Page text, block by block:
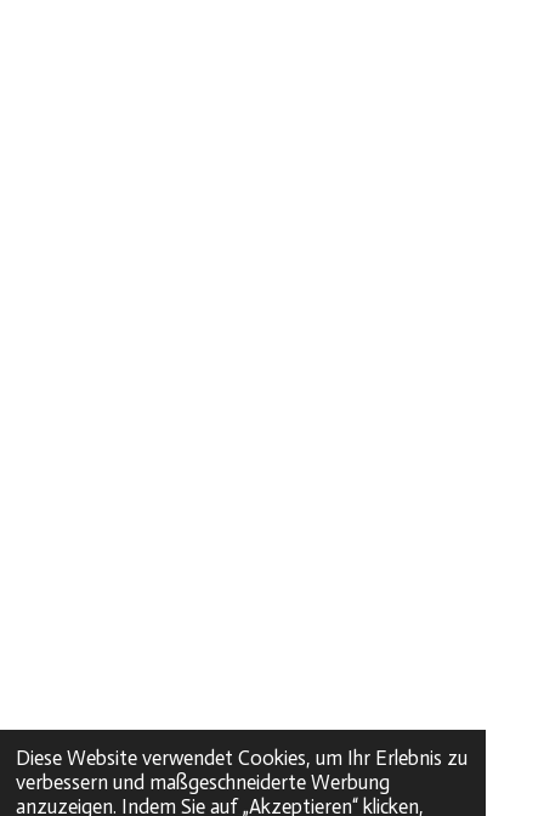
Diese Website verwendet Cookies, um Ihr Erlebnis zu
verbessern und maßgeschneiderte Werbung
anzuzeigen. Indem Sie auf „Akzeptieren“ klicken,